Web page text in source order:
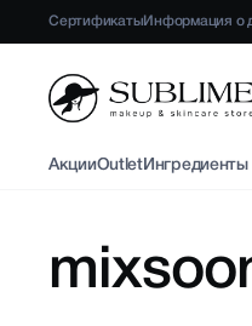
СертификатыИнформация о
АкцииOutletИнгредиенты